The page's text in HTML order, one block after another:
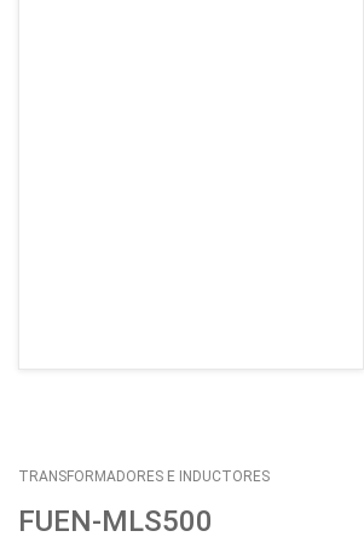
TRANSFORMADORES E INDUCTORES
FUEN-MLS500